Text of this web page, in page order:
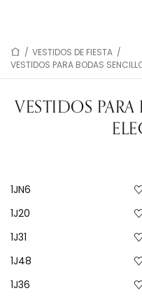
/ VESTIDOS DE FIESTA /
VESTIDOS PARA BODAS
VESTIDOS
1JN6
1J20
1J31
1J48
1J36